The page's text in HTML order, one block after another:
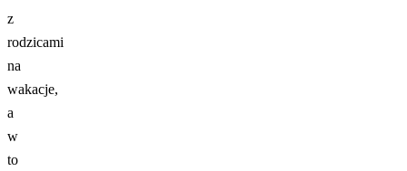
z
rodzicami
na
wakacje,
a
w
to